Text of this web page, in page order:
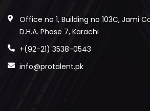
Office no 1, Building no 103C, Jami
D.H.A. Phase 7, Karachi
+(92-21) 3538-0543
info@protalent.pk